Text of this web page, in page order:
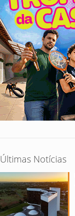
Últimas Notícias